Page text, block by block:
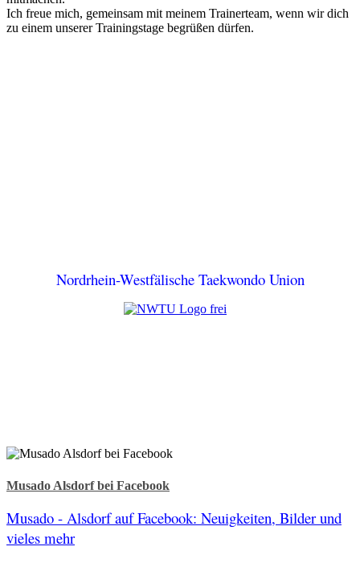
Ich freue mich, gemeinsam mit meinem Trainerteam, wenn wir dich
zu einem unserer Trainingstage begrüßen dürfen.
Nordrhein-Westfälische Taekwondo Union
Musado Alsdorf bei Facebook
Musado - Alsdorf auf Facebook: Neuigkeiten, Bilder und
vieles mehr